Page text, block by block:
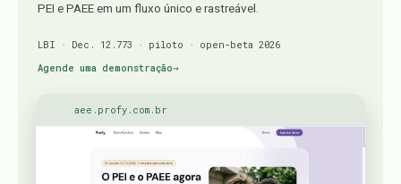
PEI e PAEE em um fluxo único e rastreável.
LBI · Dec. 12.773 · piloto · open-beta 2026
Agende uma demonstração→
aee.profy.com.br